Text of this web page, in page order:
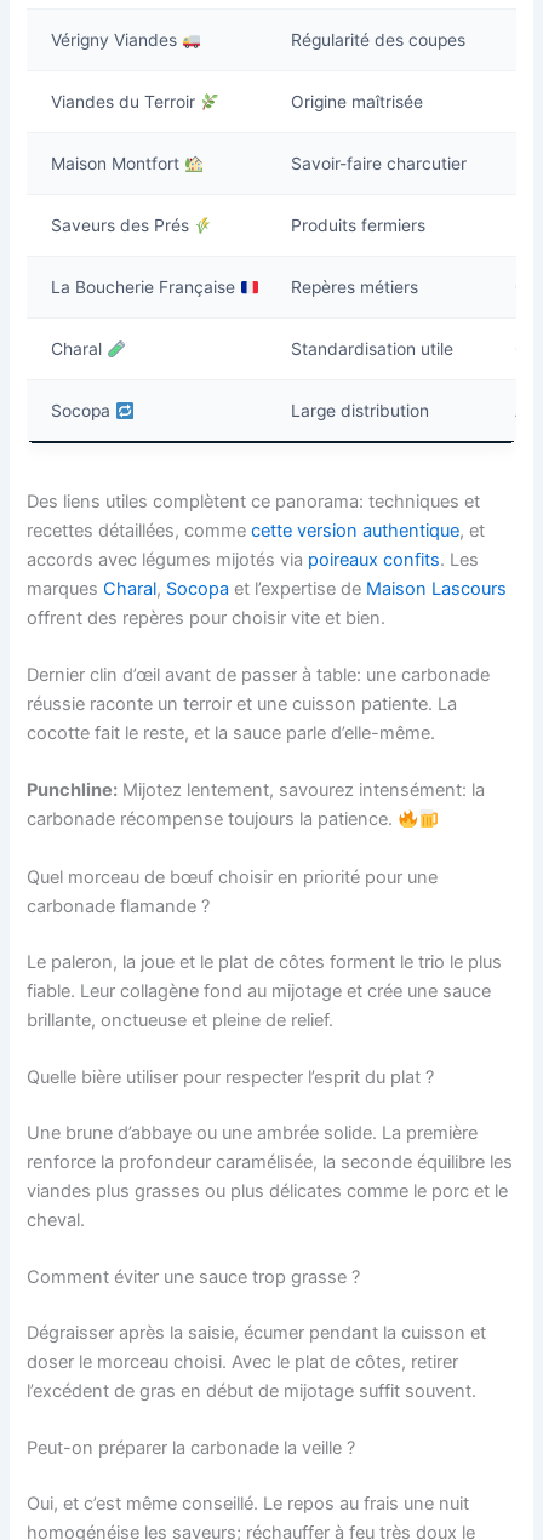
Vérigny Viandes Régularité des coupes
Viandes du Terroir Origine maîtrisée
Maison Montfort Savoir-faire charcutier
Saveurs des Prés Produits fermiers
La Boucherie Française Repères métiers
Charal Standardisation utile
Socopa Large distribution
Des liens utiles complètent ce panorama: techniques et
recettes détaillées, commecette version authentique, et
accords avec légumes mijotés via poireaux confits. Les
marquesCharal, Socopa et l’expertise de Maison Lascours
offrent des repères pour choisir vite et bien.
Dernier clin d’œil avant de passer à table: une carbonade
réussie raconte un terroir et une cuisson patiente. La
cocotte fait le reste, et la sauce parle d’elle-même.
Punchline: Mijotez lentement, savourez intensément: la
carbonade récompense toujours la patience.
Quel morceau de bœuf choisir en priorité pour une
carbonade flamande ?
Le paleron, la joue et le plat de côtes forment le trio le plus
fiable. Leur collagène fond au mijotage et crée une sauce
brillante, onctueuse et pleine de relief.
Quelle bière utiliser pour respecter l’esprit du plat ?
Une brune d’abbaye ou une ambrée solide. La première
renforce la profondeur caramélisée, la seconde équilibre les
viandes plus grasses ou plus délicates comme le porc et le
cheval.
Comment éviter une sauce trop grasse ?
Dégraisser après la saisie, écumer pendant la cuisson et
doser le morceau choisi. Avec le plat de côtes, retirer
l’excédent de gras en début de mijotage suffit souvent.
Peut-on préparer la carbonade la veille ?
Oui, et c’est même conseillé. Le repos au frais une nuit
homogénéise les saveurs; réchauffer à feu très doux le